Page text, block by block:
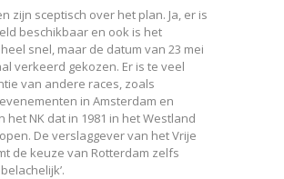
zijn sceptisch over het plan. Ja, er is
beschikbaar en ook is het
snel, maar de datum van 23 mei
verkeerd gekozen. Er is te veel
van andere races, zoals
in Amsterdam en
het NK dat in 1981 in het Westland
De verslaggever van het Vrije
de keuze van Rotterdam zelfs